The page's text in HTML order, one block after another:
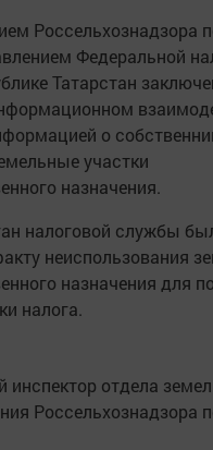
Россельхознадзора
Федеральной
Татарстан
о
участки
назначения.
налоговой службы
неиспользования
назначения для
налога.
инспектор отдела
Россельхознадзора